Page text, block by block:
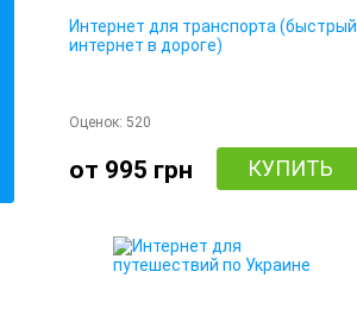
Интернет для транспорта (быстрый
интернет в дороге)
Оценок:520
от 995 грн КУПИТЬ